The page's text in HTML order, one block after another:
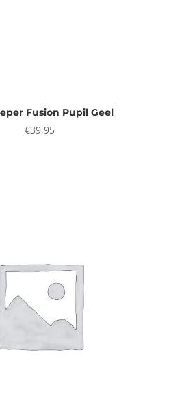
Fusion Pupil Geel
€39,95